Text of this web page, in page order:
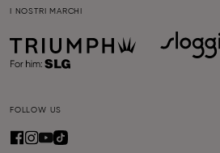
I NOSTRI MARCHI
FOLLOW US